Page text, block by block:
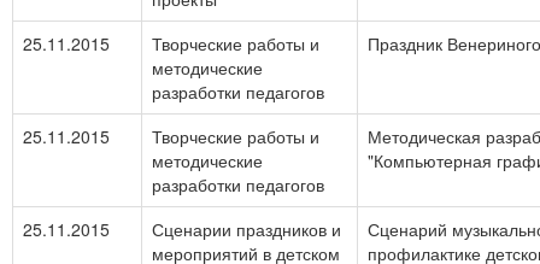
25.11.2015
Творческие работы и
методические
разработки педагогов
Праздник
25.11.2015
Творческие работы и
методические
разработки педагогов
Методическая
"Компьютерная
25.11.2015
Сценарии праздников и
мероприятий в детском
Сценарий
профилактике